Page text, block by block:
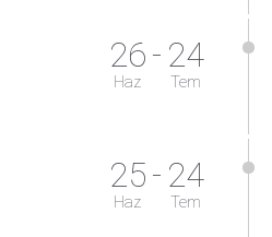
26
Haz
- 24
Tem
25
Haz
- 24
Tem